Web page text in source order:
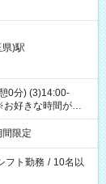
県)駅
0分) (3)14:00-
好きな時間が選べ
限定
フト勤務 / 10名以